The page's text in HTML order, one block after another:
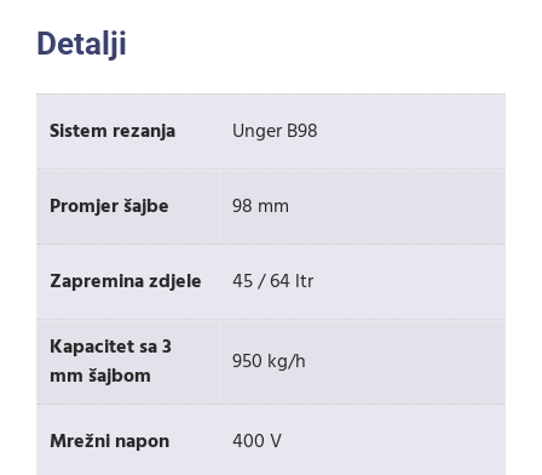
Detalji
Sistem rezanja Unger B98
Promjer šajbe 98 mm
Zapremina zdjele 45 / 64 ltr
Kapacitet sa 3
mm šajbom
950 kg/h
Mrežni napon 400 V